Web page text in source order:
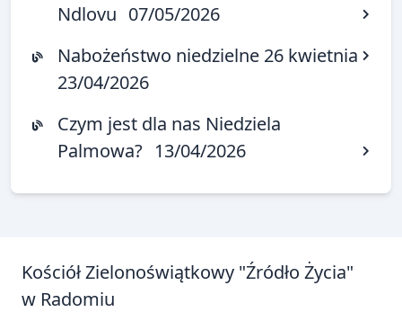
Ndlovu 07/05/2026
Nabożeństwo niedzielne 26 kwietnia
23/04/2026
Czym jest dla nas Niedziela
Palmowa? 13/04/2026
Kościół Zielonoświątkowy "Źródło Życia"
w Radomiu